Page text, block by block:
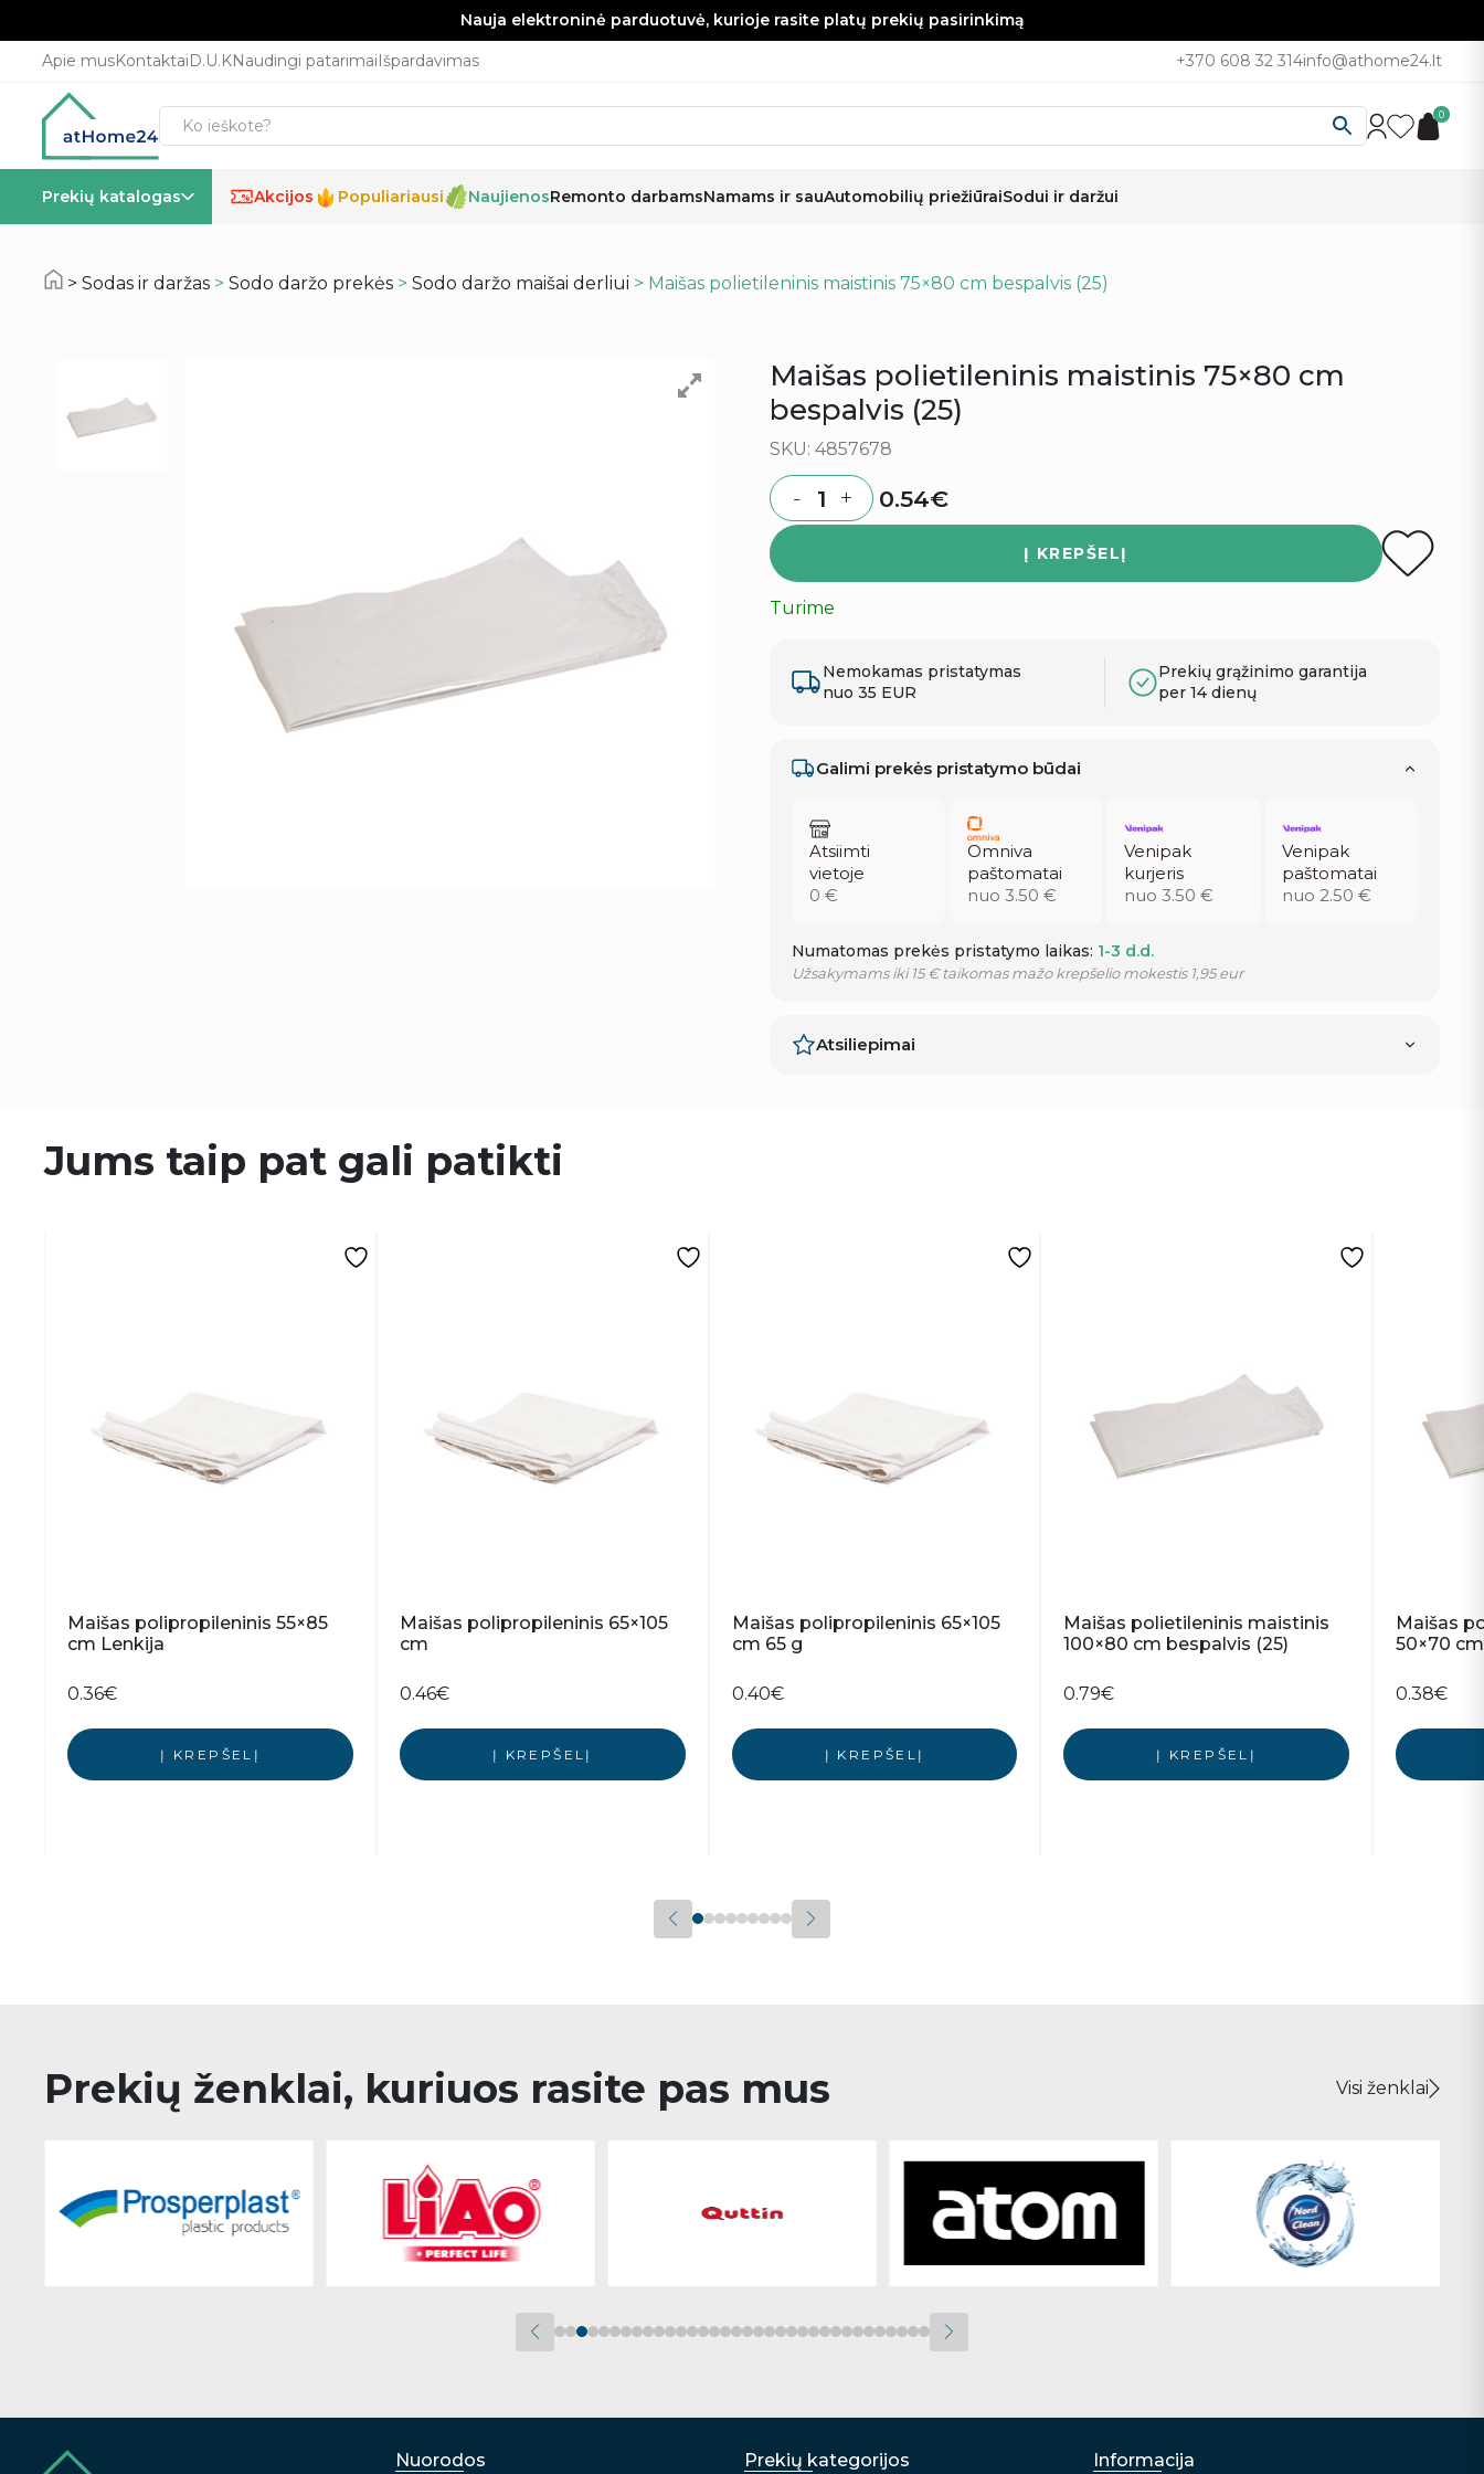
Nauja elektroninė parduotuvė, kurioje rasite platų prekių pasirinkimą
Apie musKontaktaiD.U.KNaudingi patarimaiIšpardavimas +370 608 32 314info@athome24.lt
0
Prekių katalogas % Akcijos Populiariausi NaujienosRemonto darbamsNamams ir sauAutomobilių priežiūraiSodui ir daržui
Sodas ir daržas >Sodo daržo prekės >Sodo daržo maišai derliui > Maišas polietileninis maistinis 75×80 cm bespalvis (25)
Maišas polietileninis maistinis 75×80 cm
bespalvis (25)
SKU: 4857678
Quantity
- + 0.54€
Į KREPŠELĮ
Turime
Nemokamas pristatymas
nuo 35 EUR
Prekių grąžinimo garantija
per 14 dienų
Galimi prekės pristatymo būdai
Atsiimti
vietoje
0 €
Omniva
paštomatai
nuo 3.50 €
Venipak
kurjeris
nuo 3.50 €
Venipak
paštomatai
nuo 2.50 €
Numatomas prekės pristatymo laikas: 1-3 d.d.
Užsakymams iki 15 € taikomas mažo krepšelio mokestis 1,95 eur
Atsiliepimai
Jums taip pat gali patikti
Maišas polipropileninis 55×85
cm Lenkija
0.36€
Į KREPŠELĮ
Maišas polipropileninis 65×105
cm
0.46€
Į KREPŠELĮ
Maišas polipropileninis 65×105
cm 65 g
0.40€
Į KREPŠELĮ
Maišas polietileninis maistinis
100×80 cm bespalvis (25)
0.79€
Į KREPŠELĮ
Maišas
50×70
0.38€
Prekių ženklai, kuriuos rasite pas mus Visi ženklai
Nuorodos
Prekių kategorijos
Informacija